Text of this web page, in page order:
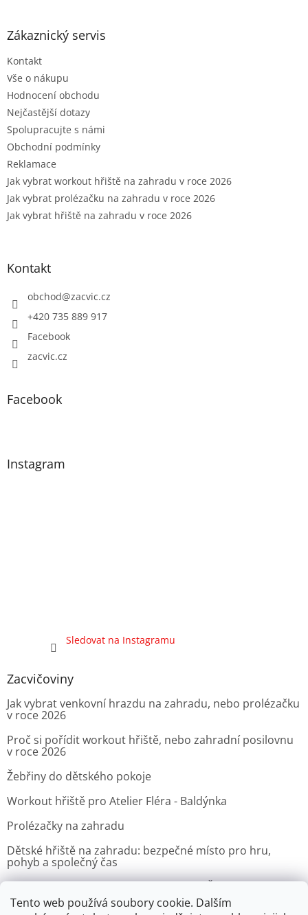
Tento web používá soubory cookie. Dalším
Zákaznický servis
Kontakt
Vše o nákupu
Hodnocení obchodu
Nejčastější dotazy
Spolupracujte s námi
Obchodní podmínky
Reklamace
Jak vybrat workout hřiště na zahradu v roce 2026
Jak vybrat prolézačku na zahradu v roce 2026
Jak vybrat hřiště na zahradu v roce 2026
Kontakt
obchod@zacvic.cz
+420 735 889 917
Facebook
zacvic.cz
Facebook
Instagram
Sledovat na Instagramu
Zacvičoviny
Jak vybrat venkovní hrazdu na zahradu, nebo prolézačku
v roce 2026
Proč si pořídit workout hřiště, nebo zahradní posilovnu
v roce 2026
Žebřiny do dětského pokoje
Workout hřiště pro Atelier Fléra - Baldýnka
Prolézačky na zahradu
Dětské hřiště na zahradu: bezpečné místo pro hru,
pohyb a společný čas
republiky v Praze